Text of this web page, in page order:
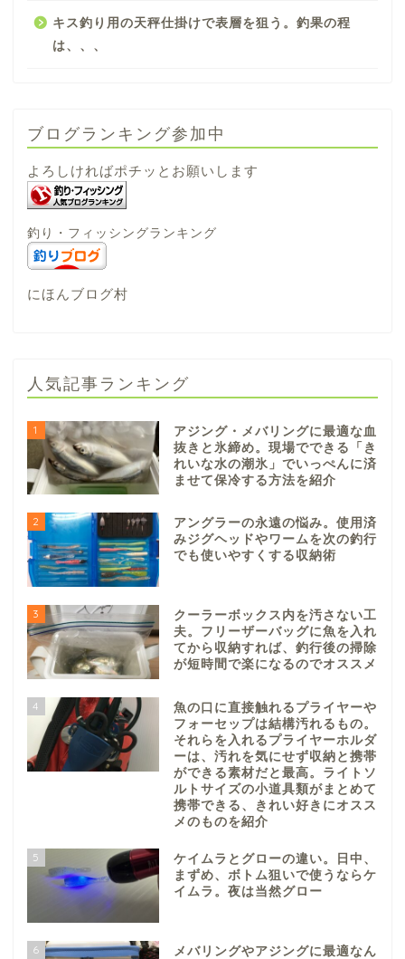
キス釣り用の天秤仕掛けで表層を狙う。釣果の程
は、、、
ブログランキング参加中
よろしければポチッとお願いします
釣り・フィッシングランキング
にほんブログ村
人気記事ランキング
1
アジング・メバリングに最適な血
抜きと氷締め。現場でできる「き
れいな水の潮氷」でいっぺんに済
ませて保冷する方法を紹介
2
アングラーの永遠の悩み。使用済
みジグヘッドやワームを次の釣行
でも使いやすくする収納術
3
クーラーボックス内を汚さない工
夫。フリーザーバッグに魚を入れ
てから収納すれば、釣行後の掃除
が短時間で楽になるのでオススメ
4
魚の口に直接触れるプライヤーや
フォーセップは結構汚れるもの。
それらを入れるプライヤーホルダ
ーは、汚れを気にせず収納と携帯
ができる素材だと最高。ライトソ
ルトサイズの小道具類がまとめて
携帯できる、きれい好きにオスス
メのものを紹介
5
ケイムラとグローの違い。日中、
まずめ、ボトム狙いで使うならケ
イムラ。夜は当然グロー
6
メバリングやアジングに最適なん